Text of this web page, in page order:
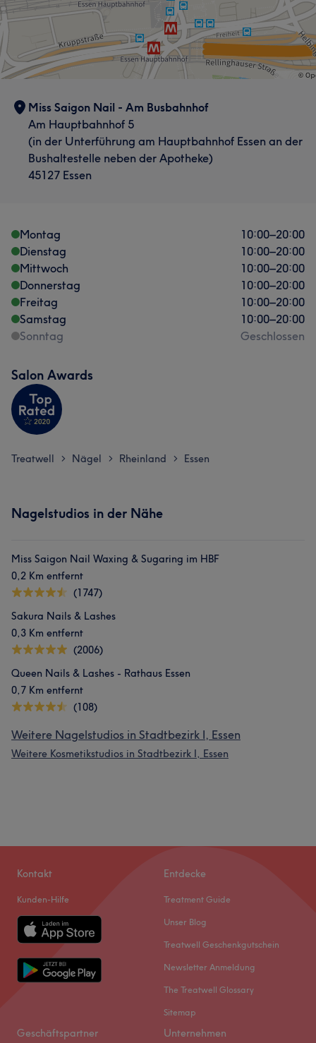
Miss Saigon Nail - Am Busbahnhof
Am Hauptbahnhof 5
(in der Unterführung am Hauptbahnhof Essen an der
Bushaltestelle neben der Apotheke)
45127 Essen
Montag 10:00–20:00
Dienstag
10:00–20:00
Mittwoch
10:00–20:00
Donnerstag
10:00–20:00
Freitag
10:00–20:00
Samstag
10:00–20:00
Sonntag
Geschlossen
Salon Awards
Treatwell > Nägel > Rheinland > Essen
Nagelstudios in der Nähe
Miss Saigon Nail Waxing & Sugaring im HBF
0,2 Km entfernt
(1747)
Sakura Nails & Lashes
0,3 Km entfernt
(2006)
Queen Nails & Lashes - Rathaus Essen
0,7 Km entfernt
(108)
Weitere Nagelstudios in Stadtbezirk I, Essen
Weitere Kosmetikstudios in Stadtbezirk I, Essen
Kontakt
Kunden-Hilfe
Entdecke
Treatment Guide
Unser Blog
Treatwell Geschenkgutschein
Newsletter Anmeldung
The Treatwell Glossary
Sitemap
Geschäftspartner Unternehmen